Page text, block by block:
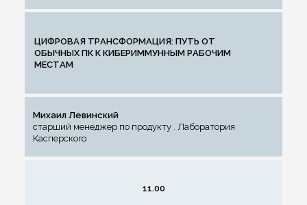
ЦИФРОВАЯ ТРАНСФОРМАЦИЯ: ПУТЬ ОТ
ОБЫЧНЫХ ПК К КИБЕРИММУННЫМ РАБОЧИМ
МЕСТАМ
Михаил Левинский
старший менеджер по продукту . Лаборатория
Касперского
11.00